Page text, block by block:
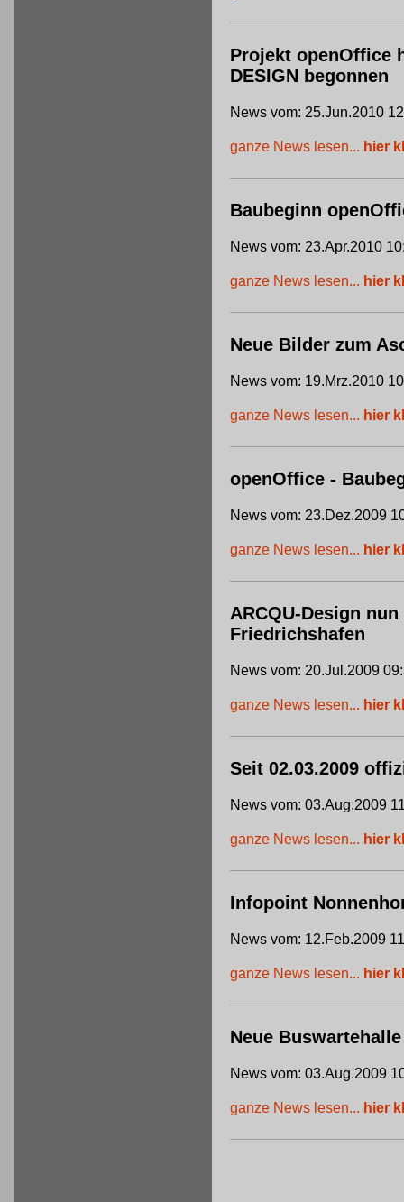
Projekt openOffice
DESIGN begonnen
News vom: 25.Jun.2010
ganze News lesen... hier
Baubeginn
News vom: 23.Apr.2010
ganze News lesen... hier
Neue Bilder zum
News vom: 19.Mrz.2010
ganze News lesen... hier
openOffice -
News vom: 23.Dez.2009
ganze News lesen... hier
ARCQU-Design
Friedrichshafen
News vom: 20.Jul.2009
ganze News lesen... hier
Seit 02.03.2009
News vom: 03.Aug.2009
ganze News lesen... hier
Infopoint
News vom: 12.Feb.2009
ganze News lesen... hier
Neue
News vom: 03.Aug.2009
ganze News lesen... hier